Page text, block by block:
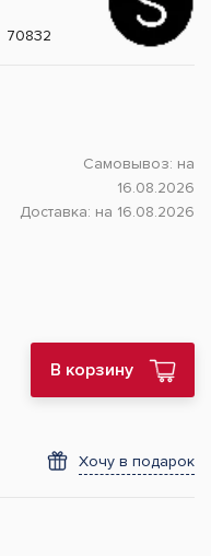
70832
Самовывоз: на
16.08.2026
Доставка: на 16.08.2026
В корзину
Хочу в подарок